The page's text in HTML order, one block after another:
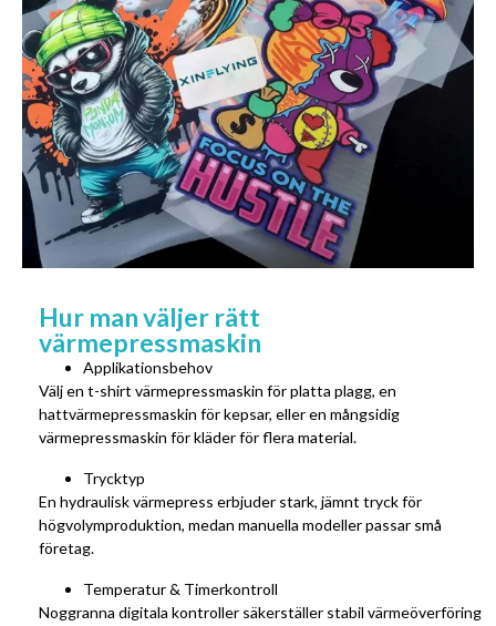
Hur man väljer rätt
värmepressmaskin
Applikationsbehov
Välj en t-shirt värmepressmaskin för platta plagg, en
hattvärmepressmaskin för kepsar, eller en mångsidig
värmepressmaskin för kläder för flera material.
Trycktyp
En hydraulisk värmepress erbjuder stark, jämnt tryck för
högvolymproduktion, medan manuella modeller passar små
företag.
Temperatur & Timerkontroll
Noggranna digitala kontroller säkerställer stabil värmeöverföring